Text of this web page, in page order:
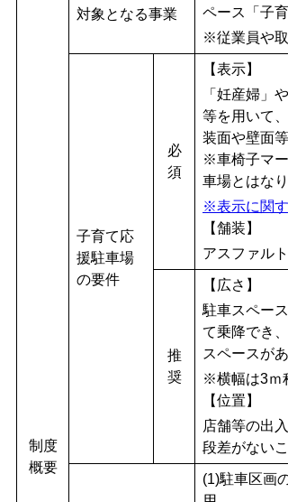
制度
概要
対象となる事業
ペース「子
※従業員や
子育て応
援駐車場
の要件
必
須
【表示】
「妊産婦」
等を用いて
装面や壁面
※車椅子マ
車場とはなり
※表示に関
【舗装】
アスファル
推
奨
【広さ】
駐車スペー
て乗降でき
スペースが
※横幅は3ｍ
【位置】
店舗等の出
段差がないこ
(1)駐車区画